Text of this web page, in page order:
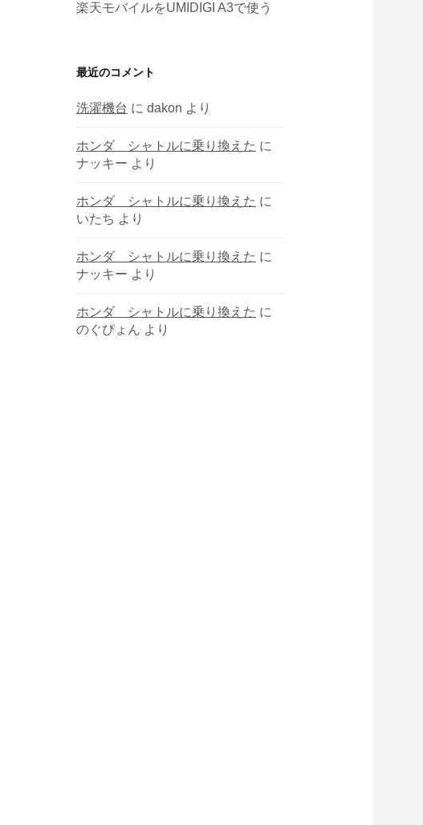
楽天モバイルをUMIDIGI A3で使う
最近のコメント
洗濯機台 に dakon より
ホンダ シャトルに乗り換えた に
ナッキー より
ホンダ シャトルに乗り換えた に
いたち より
ホンダ シャトルに乗り換えた に
ナッキー より
ホンダ シャトルに乗り換えた に
のぐぴょん より